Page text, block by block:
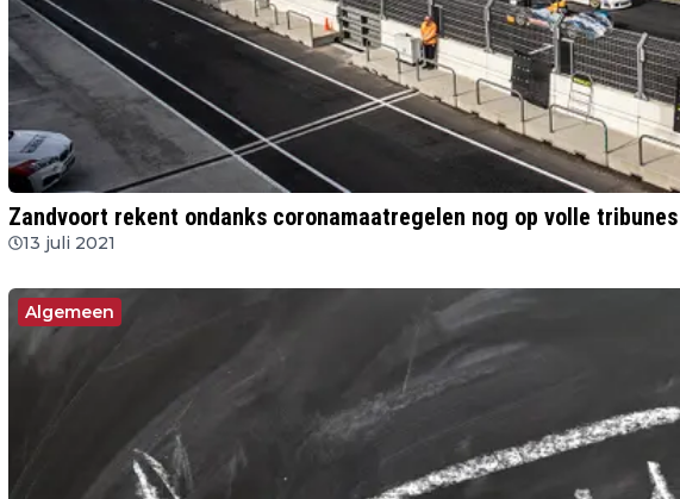
Zandvoort rekent ondanks coronamaatregelen nog op volle tribunes
13 juli 2021
Algemeen